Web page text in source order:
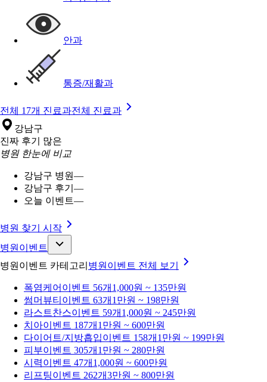
안과
통증/재활과
전체 17개 진료과전체 진료과
강남구
진짜 후기 많은
병원 한눈에 비교
강남구 병원—
강남구 후기 —
오늘 이벤트—
병원 찾기 시작
병원이벤트
병원이벤트 카테고리 병원이벤트 전체 보기
폭염케어 이벤트 56개 1,000원 ~ 135만원
썸머뷰티 이벤트 63개 1만원 ~ 198만원
라스트찬스이벤트 59개 1,000원 ~ 245만원
치아이벤트 187개 1만원 ~ 600만원
다이어트/지방흡입이벤트 158개 1만원 ~ 199만원
피부이벤트 305개 1만원 ~ 280만원
시력이벤트 47개 1,000원 ~ 600만원
리프팅이벤트 262개3만원 ~ 800만원